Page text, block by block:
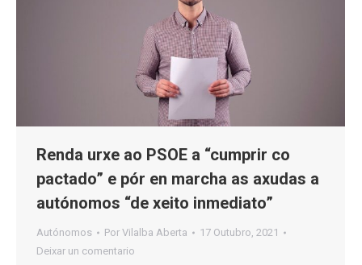
Renda urxe ao PSOE a “cumprir co
pactado” e pór en marcha as axudas a
autónomos “de xeito inmediato”
Autónomos Por Vilalba Aberta
17 Outubro, 2021
Deixar un comentario